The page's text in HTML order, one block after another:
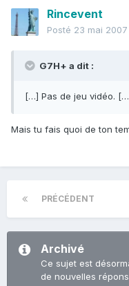
Rincevent
Posté 23 mai 2007
G7H+ a dit :
[…] Pas de jeu vidéo.
Mais tu fais quoi de ton
PRÉCÉDENT
Archivé
Ce sujet est
de nouvelles